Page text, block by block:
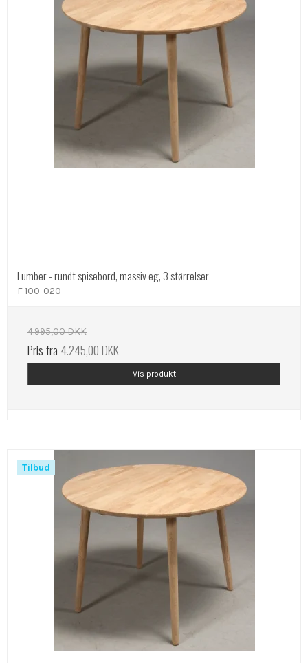
Lumber - rundt spisebord, massiv eg, 3 størrelser
F 100-020
4.995,00 DKK
Pris fra 4.245,00 DKK
Vis produkt
Tilbud